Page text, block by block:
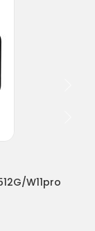
W11pro